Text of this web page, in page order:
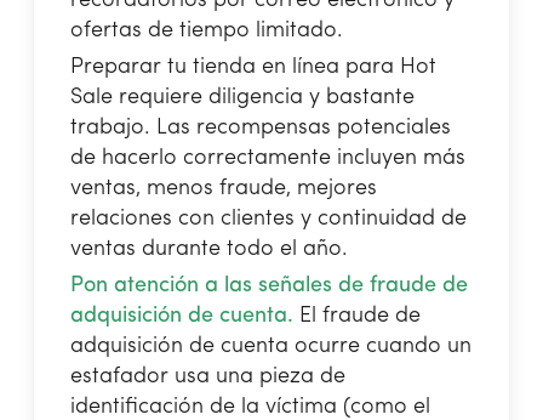
ofertas de tiempo limitado.
Preparar tu tienda en línea para Hot
Sale requiere diligencia y bastante
trabajo. Las recompensas potenciales
de hacerlo correctamente incluyen más
ventas, menos fraude, mejores
relaciones con clientes y continuidad de
ventas durante todo el año.
Pon atención a las señales de fraude de
adquisición de cuenta. El fraude de
adquisición de cuenta ocurre cuando un
estafador usa una pieza de
identificación de la víctima (como el